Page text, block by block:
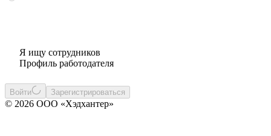
Я ищу сотрудников
Профиль работодателя
Войти Зарегистрироваться
© 2026 ООО «Хэдхантер»